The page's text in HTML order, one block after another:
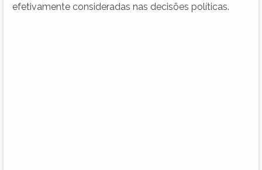
efetivamente consideradas nas decisões políticas.